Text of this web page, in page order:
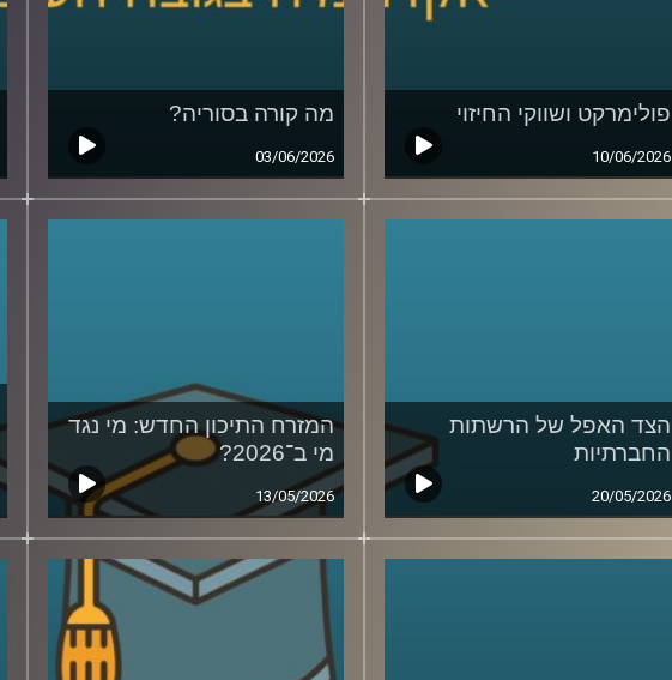
פולימרקט ושווקי החיזוי
10/06/2026
מה קורה בסוריה?
03/06/2026
הצד האפל של הרשתות
החברתיות
20/05/2026
המזרח התיכון החדש: מי נגד
מי ב־2026?
13/05/2026